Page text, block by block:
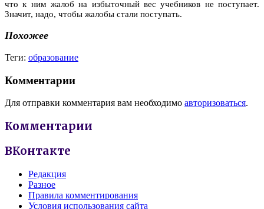
что к ним жалоб на избыточный вес учебников не поступает.
Значит, надо, чтобы жалобы стали поступать.
Похожее
Теги: образование
Комментарии
Для отправки комментария вам необходимо авторизоваться.
Комментарии
ВКонтакте
Редакция
Разное
Правила комментирования
Условия использования сайта